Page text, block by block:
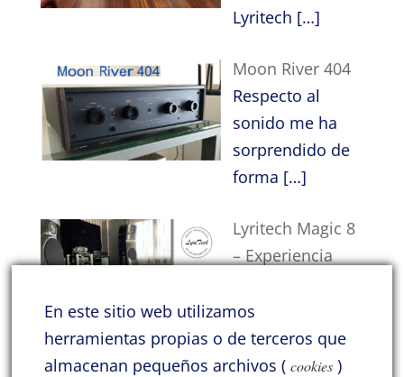
Lyritech […]
Moon River 404
Respecto al
sonido me ha
sorprendido de
forma […]
Lyritech Magic 8
– Experiencia
casa
Tengo la satisfacción de contar con a
amistad de […]
En este sitio web utilizamos
herramientas propias o de terceros que
almacenan pequeños archivos (cookies )